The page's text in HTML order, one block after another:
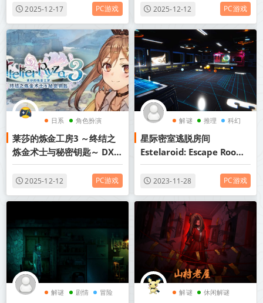
盘下载
2025-12-17 PC游戏 2025-12-12 PC游戏
日系 角色扮演
解谜
莱莎的炼金工房3 ～终结之
炼金术士与秘密钥匙～ DX
v1.00（Atelier Ryza 3:
Alchemist of the End and
版网盘下载
2025-12-12 PC游戏
解谜 推理 科幻
星际密室逃脱房间
Estelaroid: Escape Room
中文网盘下载
2023-11-28 PC游戏
解谜 剧情 冒险 解谜 休闲解谜